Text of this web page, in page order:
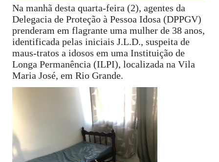
Na manhã desta quarta-feira (2), agentes da
Delegacia de Proteção à Pessoa Idosa (DPPGV)
prenderam em flagrante uma mulher de 38 anos,
identificada pelas iniciais J.L.D., suspeita de
maus-tratos a idosos em uma Instituição de
Longa Permanência (ILPI), localizada na Vila
Maria José, em Rio Grande.